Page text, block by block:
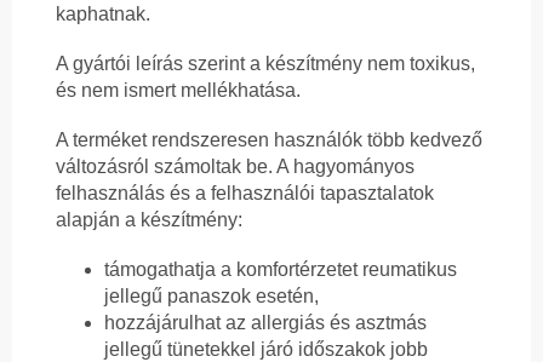
kaphatnak.
A gyártói leírás szerint a készítmény nem toxikus,
és nem ismert mellékhatása.
A terméket rendszeresen használók több kedvező
változásról számoltak be. A hagyományos
felhasználás és a felhasználói tapasztalatok
alapján a készítmény:
támogathatja a komfortérzetet reumatikus
jellegű panaszok esetén,
hozzájárulhat az allergiás és asztmás
jellegű tünetekkel járó időszakok jobb